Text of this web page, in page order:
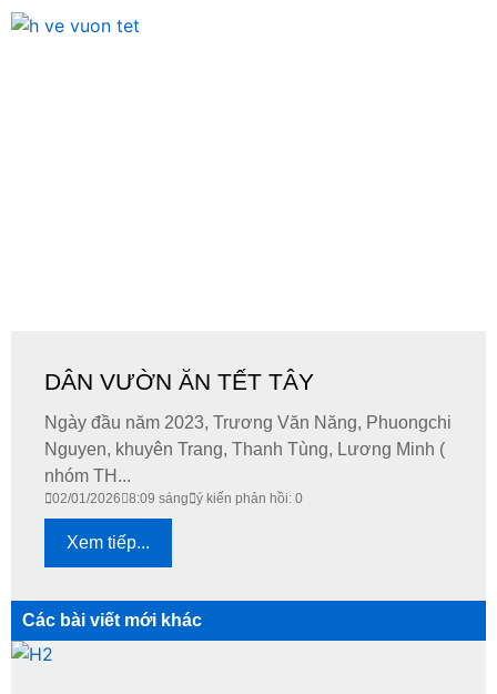
DÂN VƯỜN ĂN TẾT TÂY
Ngày đầu năm 2023, Trương Văn Năng, Phuongchi
Nguyen, khuyên Trang, Thanh Tùng, Lương Minh (
nhóm TH...
02/01/2026 8:09 sáng ý kiến phản hồi: 0
Xem tiếp...
Các bài viết mới khác